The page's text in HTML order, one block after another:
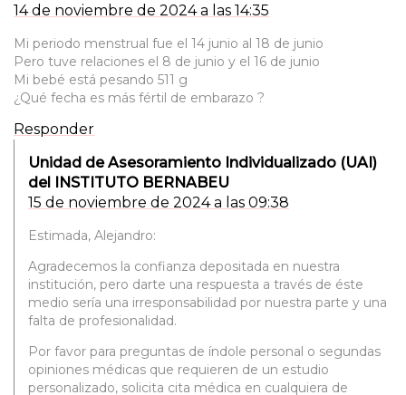
14 de noviembre de 2024 a las 14:35
Mi periodo menstrual fue el 14 junio al 18 de junio
Pero tuve relaciones el 8 de junio y el 16 de junio
Mi bebé está pesando 511 g
¿Qué fecha es más fértil de embarazo ?
Responder
Unidad de Asesoramiento Individualizado (UAI)
del INSTITUTO BERNABEU
15 de noviembre de 2024 a las 09:38
Estimada, Alejandro:
Agradecemos la confianza depositada en nuestra
institución, pero darte una respuesta a través de éste
medio sería una irresponsabilidad por nuestra parte y una
falta de profesionalidad.
Por favor para preguntas de índole personal o segundas
opiniones médicas que requieren de un estudio
personalizado, solicita cita médica en cualquiera de